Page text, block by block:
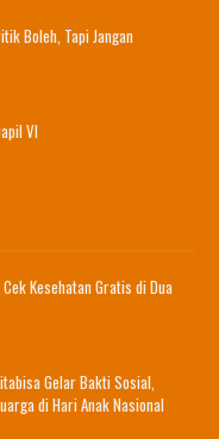
Boleh, Tapi Jangan
VI
Kesehatan Gratis di Dua
Gelar Bakti Sosial,
di Hari Anak Nasional